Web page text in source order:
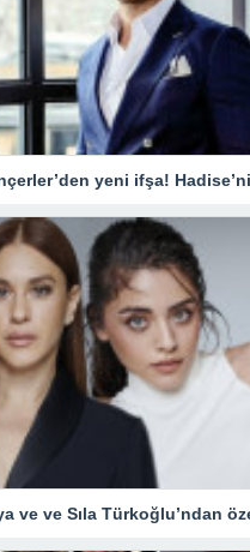
ve ve Sıla Türkoğlu’ndan